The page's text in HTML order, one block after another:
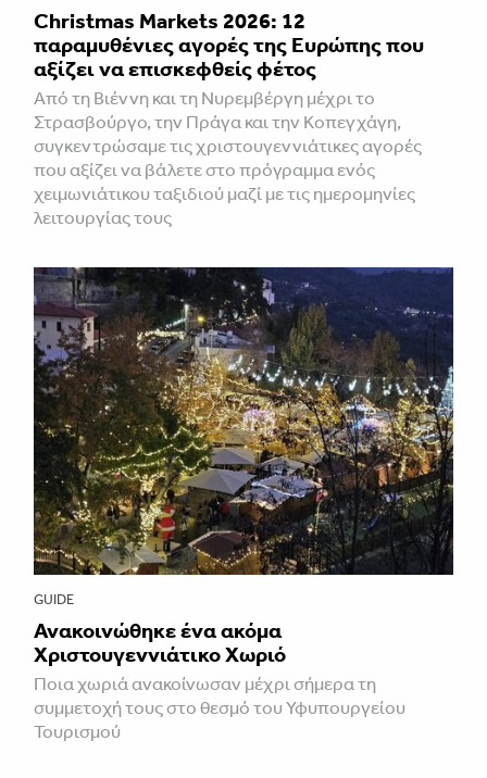
Christmas Markets 2026: 12
παραμυθένιες αγορές της Ευρώπης που
αξίζει να επισκεφθείς φέτος
Από τη Βιέννη και τη Νυρεμβέργη μέχρι το
Στρασβούργο, την Πράγα και την Κοπεγχάγη,
συγκεντρώσαμε τις χριστουγεννιάτικες αγορές
που αξίζει να βάλετε στο πρόγραμμα ενός
χειμωνιάτικου ταξιδιού μαζί με τις ημερομηνίες
λειτουργίας τους
GUIDE
Ανακοινώθηκε ένα ακόμα
Χριστουγεννιάτικο Χωριό
Ποια χωριά ανακοίνωσαν μέχρι σήμερα τη
συμμετοχή τους στο θεσμό του Υφυπουργείου
Τουρισμού